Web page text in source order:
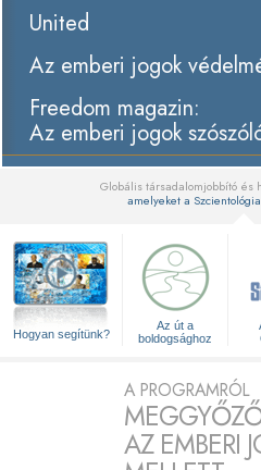
United
Az emberi jogok
Freedom magazin:
Az emberi jogok
Globális társadalomjobbító és
amelyeket a
Hogyan segítünk?
Az út a
boldogsághoz
A PROGRAMRÓL
AZ EMBERI